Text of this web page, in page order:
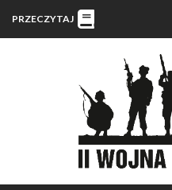
PRZECZYTAJ